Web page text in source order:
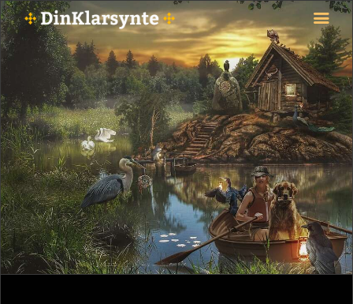
FORSIDE
ASTROLOGI
STJERNETEGN
TAROTKORT
KLARSYNTE
BLOGG
BETALING
VIPPS